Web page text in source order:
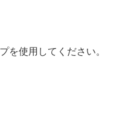
を使用してください。